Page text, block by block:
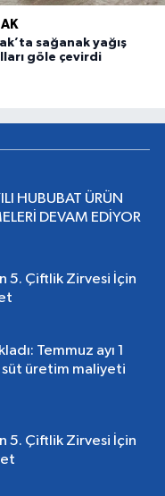
sağanak yağış
göle çevirdi
HUBUBAT ÜRÜN
DEVAM EDİYOR
5. Çiftlik Zirvesi İçin
Temmuz ayı 1
süt üretim maliyeti
5. Çiftlik Zirvesi İçin